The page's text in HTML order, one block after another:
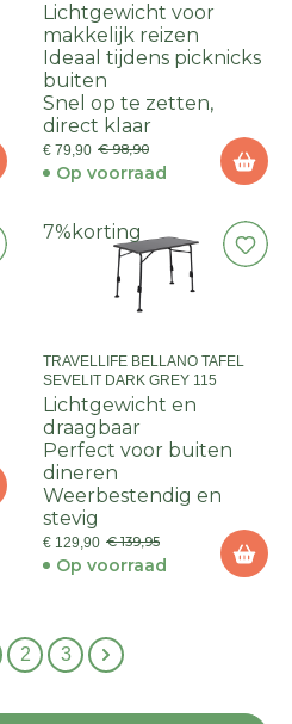
Lichtgewicht voor
makkelijk reizen
Ideaal tijdens picknicks
buiten
Snel op te zetten,
direct klaar
€ 79,90 € 98,90
Op voorraad
7% korting
TRAVELLIFE BELLANO TAFEL
SEVELIT DARK GREY 115
Lichtgewicht en
draagbaar
Perfect voor buiten
dineren
Weerbestendig en
stevig
€ 129,90 € 139,95
Op voorraad
2 3